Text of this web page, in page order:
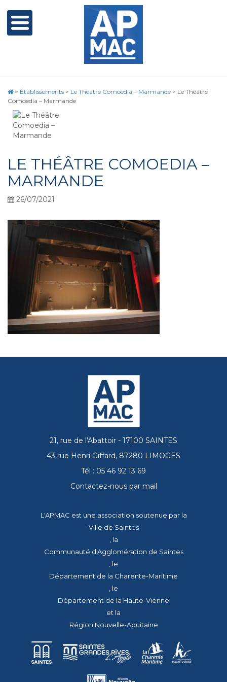
> Établissements > Le Théâtre Comoedia – Marmande > Le Théâtre
Comoedia – Marmande
LE THÉÂTRE COMOEDIA –
MARMANDE
26/07/2021
21, rue de l'Abattoir - 17100 SAINTES
43 rue Henri Giffard, 87280 LIMOGES
Tél : 05 46 92 13 69
Contactez-nous par mail
L'APMAC est une association soutenue par la
Ville de Saintes
, la
Communauté d'Agglomération de Saintes
, le
Département de la Charente-Maritime
, le
Département de la Haute-Vienne
et la
Région Nouvelle-Aquitaine